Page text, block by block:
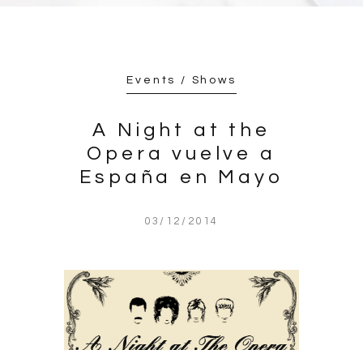
Events / Shows
A Night at the
Opera vuelve a
España en Mayo
03/12/2014